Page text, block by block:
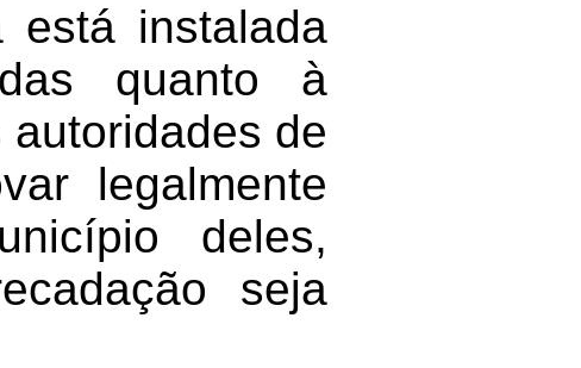
está instalada
quanto à
de
legalmente
deles,
seja